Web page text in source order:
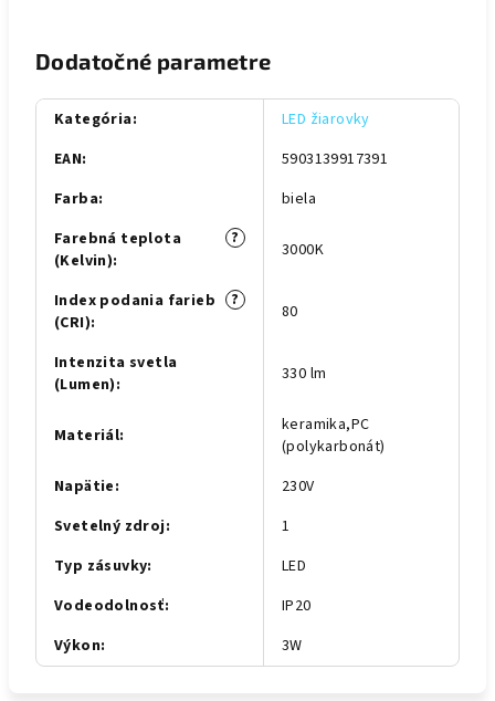
Dodatočné parametre
Kategória:
LED žiarovky
EAN:
5903139917391
Farba:
biela
?
Farebná teplota
(Kelvin): 3000K
?
Index podania farieb
(CRI): 80
Intenzita svetla
(Lumen): 330 lm
Materiál:
keramika,PC
(polykarbonát)
Napätie:
230V
Svetelný zdroj:
1
Typ zásuvky:
LED
Vodeodolnosť:
IP20
Výkon: 3W